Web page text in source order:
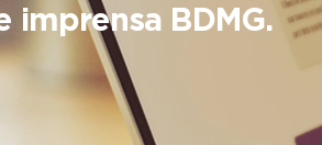
imprensa BDMG.